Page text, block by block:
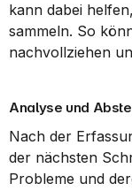
kann dabei
sammeln. So
nachvollziehen
Analyse und
Nach der
der nächsten
Probleme und